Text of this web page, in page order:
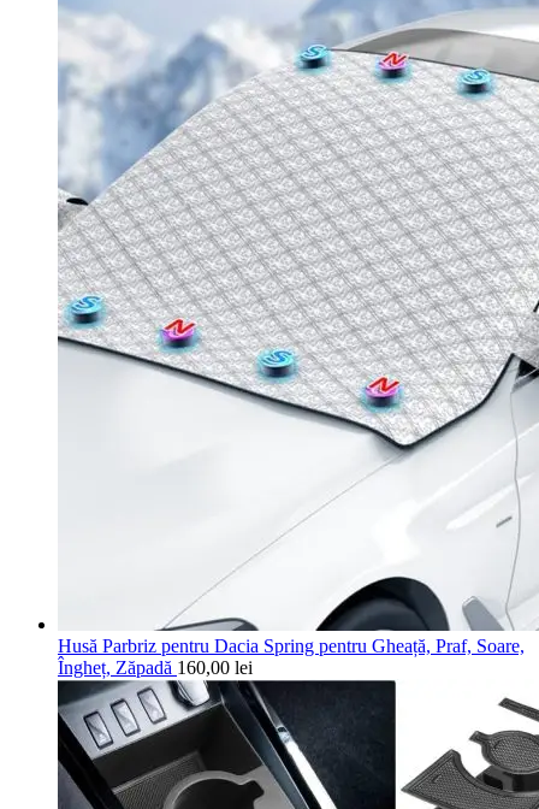
Husă Parbriz pentru Dacia Spring pentru Gheață, Praf, Soare,
Îngheț, Zăpadă 160,00 lei